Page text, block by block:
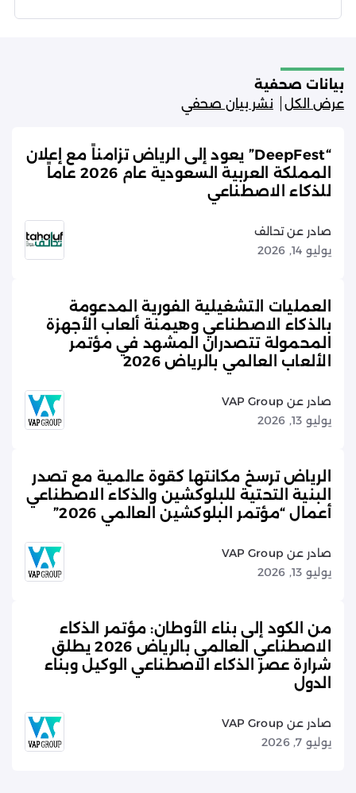
بيانات صحفية
عرض الكل
نشر بيان صحفي
“DeepFest” يعود إلى الرياض تزامناً مع إعلان
المملكة العربية السعودية عام 2026 عاماً
للذكاء الاصطناعي
صادر عن تحالف
يوليو 14, 2026
العمليات التشغيلية الفورية المدعومة
بالذكاء الاصطناعي وهيمنة ألعاب الأجهزة
المحمولة تتصدران المشهد في مؤتمر
الألعاب العالمي بالرياض 2026
صادر عن VAP Group
يوليو 13, 2026
الرياض ترسخ مكانتها كقوة عالمية مع تصدر
البنية التحتية للبلوكشين والذكاء الاصطناعي
أعمال “مؤتمر البلوكشين العالمي 2026”
صادر عن VAP Group
يوليو 13, 2026
من الكود إلى بناء الأوطان: مؤتمر الذكاء
الاصطناعي العالمي بالرياض 2026 يطلق
شرارة عصر الذكاء الاصطناعي الوكيل وبناء
الدول
صادر عن VAP Group
يوليو 7, 2026